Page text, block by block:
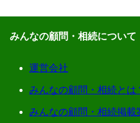
みんなの顧問・相続について
運営会社
みんなの顧問・相続とは
みんなの顧問・相続掲載